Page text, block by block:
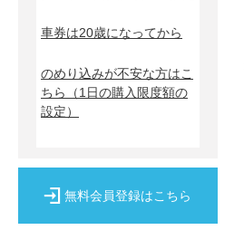
車券は20歳になってから
のめり込みが不安な方はこ
ちら
（1日の購入限度額の
設定）
無料会員登録はこちら